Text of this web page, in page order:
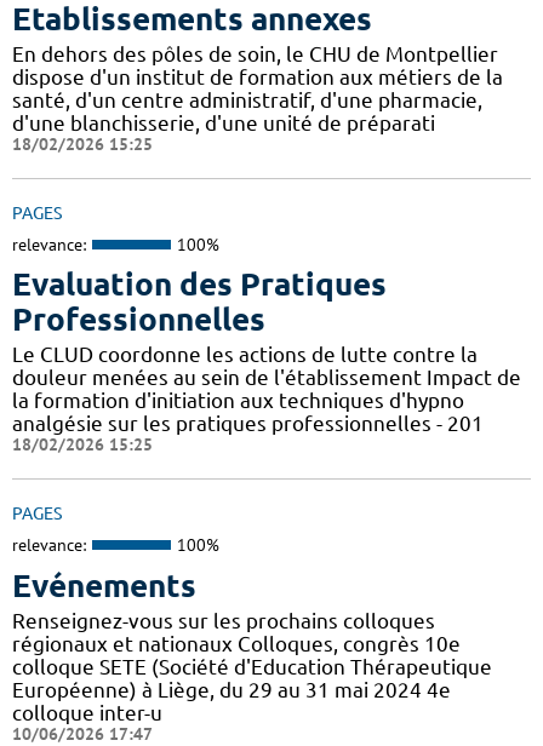
Etablissements annexes
En dehors des pôles de soin, le CHU de Montpellier
dispose d'un institut de formation aux métiers de la
santé, d'un centre administratif, d'une pharmacie,
d'une blanchisserie, d'une unité de préparati
18/02/2026 15:25
PAGES
relevance: 100%
Evaluation des Pratiques
Professionnelles
Le CLUD coordonne les actions de lutte contre la
douleur menées au sein de l'établissement Impact de
la formation d'initiation aux techniques d'hypno
analgésie sur les pratiques professionnelles - 201
18/02/2026 15:25
PAGES
relevance: 100%
Evénements
Renseignez-vous sur les prochains colloques
régionaux et nationaux Colloques, congrès 10e
colloque SETE (Société d'Education Thérapeutique
Européenne) à Liège, du 29 au 31 mai 2024 4e
colloque inter-u
10/06/2026 17:47